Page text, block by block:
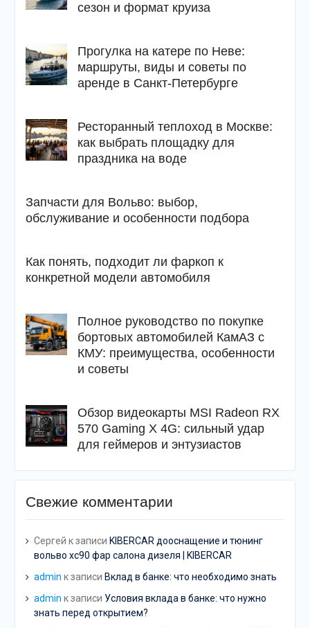
сезон и формат круиза
Прогулка на катере по Неве:
маршруты, виды и советы по
аренде в Санкт-Петербурге
Ресторанный теплоход в Москве:
как выбрать площадку для
праздника на воде
Запчасти для Вольво: выбор,
обслуживание и особенности подбора
Как понять, подходит ли фаркоп к
конкретной модели автомобиля
Полное руководство по покупке
бортовых автомобилей КамАЗ с
КМУ: преимущества, особенности
и советы
Обзор видеокарты MSI Radeon RX
570 Gaming X 4G: сильный удар
для геймеров и энтузиастов
Свежие комментарии
Сергей к записи KIBERCAR дооснащение и тюнинг
вольво хс90 фар салона дизеля | KIBERCAR
admin к записи Вклад в банке: что необходимо знать
admin к записи Условия вклада в банке: что нужно
знать перед открытием?